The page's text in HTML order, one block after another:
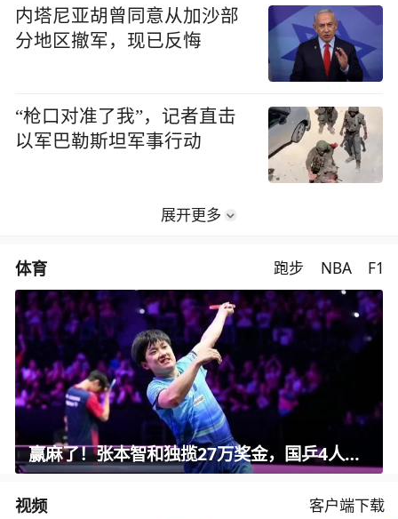
内塔尼亚胡曾同意从加沙部
分地区撤军，现已反悔
“枪口对准了我”，记者直击
以军巴勒斯坦军事行动
展开更多
体育 跑步 NBA F1
赢麻了！张本智和独揽27万奖金，国乒4人合计14万
视频 客户端下载